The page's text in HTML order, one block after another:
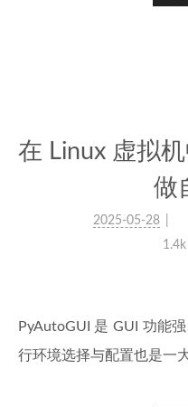
在 Linux 虚拟
做
2025-05-28
1.4k
PyAutoGUI 是 GUI 功能
行环境选择与配置也是一